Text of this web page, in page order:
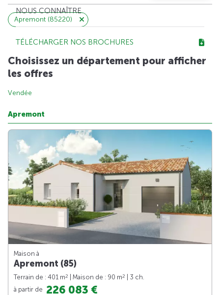
NOUS CONNAÎTRE
TÉLÉCHARGER NOS BROCHURES
Apremont (85220)
Choisissez un département pour afficher
les offres
Vendée
Apremont
Maison à
Apremont (85)
Terrain de : 401 m2 | Maison de : 90 m2
| 3 ch.
à partir de 226 083 €